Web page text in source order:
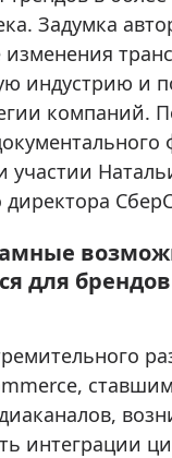
Задумка
изменения
индустрию и
компаний.
участии
директора
для
интеграции